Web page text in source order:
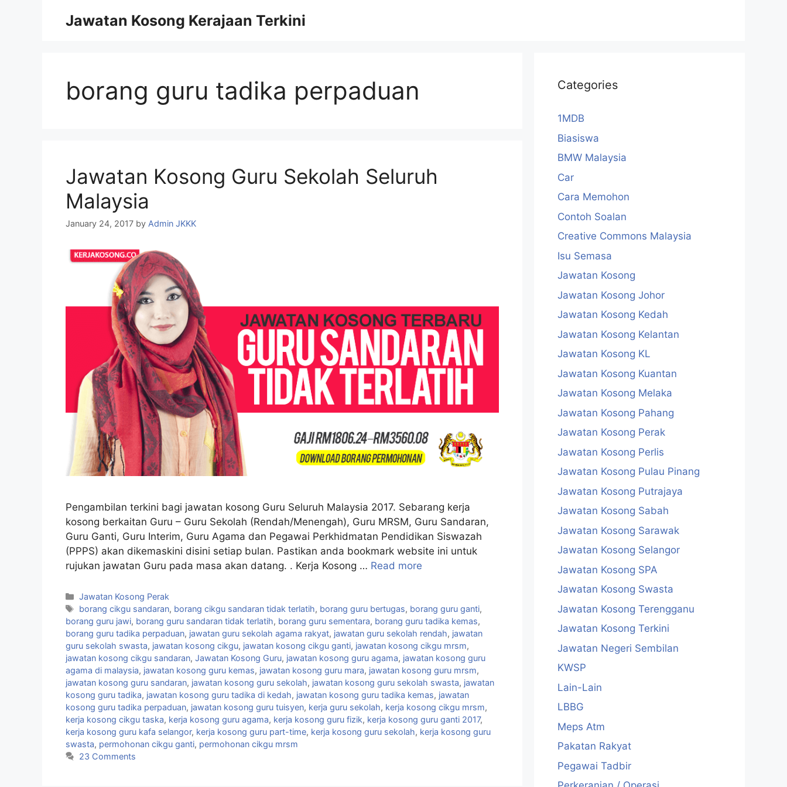
Jawatan Kosong Kerajaan Terkini
borang guru tadika perpaduan
Jawatan Kosong Guru Sekolah Seluruh
Malaysia
January 24, 2017 by Admin JKKK
Pengambilan terkini bagi jawatan kosong Guru Seluruh Malaysia 2017. Sebarang kerja
kosong berkaitan Guru – Guru Sekolah (Rendah/Menengah), Guru MRSM, Guru Sandaran,
Guru Ganti, Guru Interim, Guru Agama dan Pegawai Perkhidmatan Pendidikan Siswazah
(PPPS) akan dikemaskini disini setiap bulan. Pastikan anda bookmark website ini untuk
rujukan jawatan Guru pada masa akan datang. . Kerja Kosong … Read more
Categories
Jawatan Kosong Perak
Tags
borang cikgu sandaran, borang cikgu sandaran tidak terlatih, borang guru bertugas, borang guru ganti,
borang guru jawi, borang guru sandaran tidak terlatih, borang guru sementara, borang guru tadika kemas,
borang guru tadika perpaduan, jawatan guru sekolah agama rakyat, jawatan guru sekolah rendah, jawatan
guru sekolah swasta, jawatan kosong cikgu, jawatan kosong cikgu ganti, jawatan kosong cikgu mrsm,
jawatan kosong cikgu sandaran, Jawatan Kosong Guru, jawatan kosong guru agama, jawatan kosong guru
agama di malaysia, jawatan kosong guru kemas, jawatan kosong guru mara, jawatan kosong guru mrsm,
jawatan kosong guru sandaran, jawatan kosong guru sekolah, jawatan kosong guru sekolah swasta, jawatan
kosong guru tadika, jawatan kosong guru tadika di kedah, jawatan kosong guru tadika kemas, jawatan
kosong guru tadika perpaduan, jawatan kosong guru tuisyen, kerja guru sekolah, kerja kosong cikgu mrsm,
kerja kosong cikgu taska, kerja kosong guru agama, kerja kosong guru fizik, kerja kosong guru ganti 2017,
kerja kosong guru kafa selangor, kerja kosong guru part-time, kerja kosong guru sekolah, kerja kosong guru
swasta, permohonan cikgu ganti, permohonan cikgu mrsm
23 Comments
Categories
1MDB
Biasiswa
BMW Malaysia
Car
Cara Memohon
Contoh Soalan
Creative Commons Malaysia
Isu Semasa
Jawatan Kosong
Jawatan Kosong Johor
Jawatan Kosong Kedah
Jawatan Kosong Kelantan
Jawatan Kosong KL
Jawatan Kosong Kuantan
Jawatan Kosong Melaka
Jawatan Kosong Pahang
Jawatan Kosong Perak
Jawatan Kosong Perlis
Jawatan Kosong Pulau Pinang
Jawatan Kosong Putrajaya
Jawatan Kosong Sabah
Jawatan Kosong Sarawak
Jawatan Kosong Selangor
Jawatan Kosong SPA
Jawatan Kosong Swasta
Jawatan Kosong Terengganu
Jawatan Kosong Terkini
Jawatan Negeri Sembilan
KWSP
Lain-Lain
LBBG
Meps Atm
Pakatan Rakyat
Pegawai Tadbir